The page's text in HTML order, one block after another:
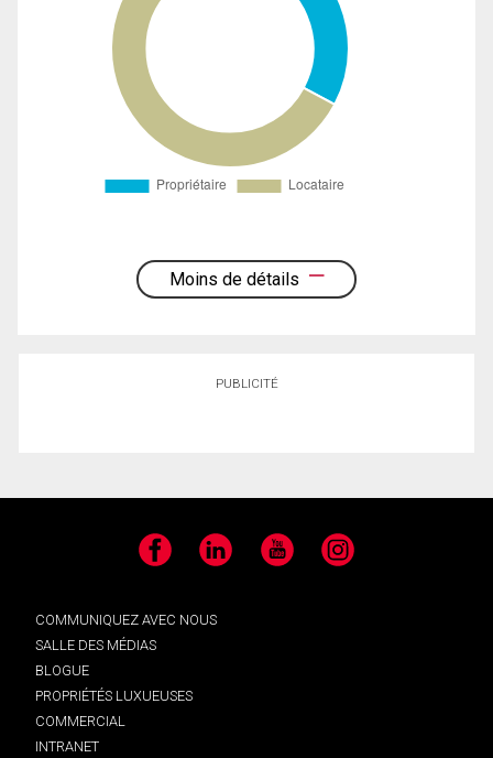
Moins de détails
PUBLICITÉ
Facebook LinkedIn YouTube Instagram
COMMUNIQUEZ AVEC NOUS
SALLE DES MÉDIAS
BLOGUE
PROPRIÉTÉS LUXUEUSES
COMMERCIAL
INTRANET